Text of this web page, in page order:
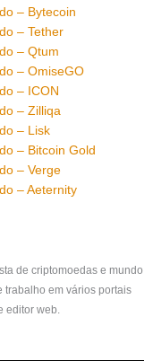
– Bytecoin
– Tether
– Qtum
– OmiseGO
– ICON
– Zilliqa
– Lisk
– Bitcoin Gold
– Verge
– Aeternity
de criptomoedas e mundo
trabalho em vários portais
editor web.